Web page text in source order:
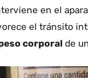
en el
el tránsito
corporal de